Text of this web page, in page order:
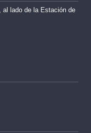
al lado de la Estación de